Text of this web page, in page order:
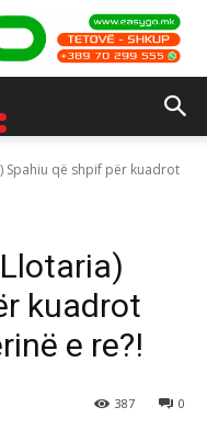
Spahiu që shpif për kuadrot
kuadrot
e re?!
0
387